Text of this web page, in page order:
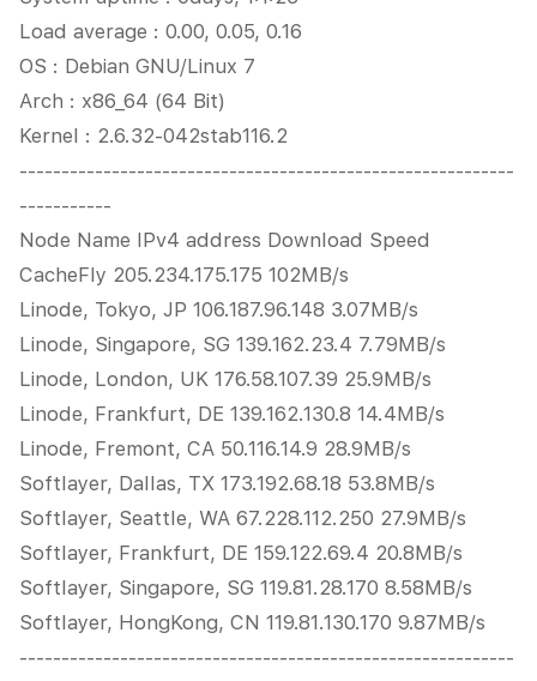
Load average : 0.00, 0.05, 0.16
OS : Debian GNU/Linux 7
Arch : x86_64 (64 Bit)
Kernel : 2.6.32-042stab116.2
-----------------------------------------------------------
-----------
Node Name IPv4 address Download Speed
CacheFly 205.234.175.175 102MB/s
Linode, Tokyo, JP 106.187.96.148 3.07MB/s
Linode, Singapore, SG 139.162.23.4 7.79MB/s
Linode, London, UK 176.58.107.39 25.9MB/s
Linode, Frankfurt, DE 139.162.130.8 14.4MB/s
Linode, Fremont, CA 50.116.14.9 28.9MB/s
Softlayer, Dallas, TX 173.192.68.18 53.8MB/s
Softlayer, Seattle, WA 67.228.112.250 27.9MB/s
Softlayer, Frankfurt, DE 159.122.69.4 20.8MB/s
Softlayer, Singapore, SG 119.81.28.170 8.58MB/s
Softlayer, HongKong, CN 119.81.130.170 9.87MB/s
-----------------------------------------------------------